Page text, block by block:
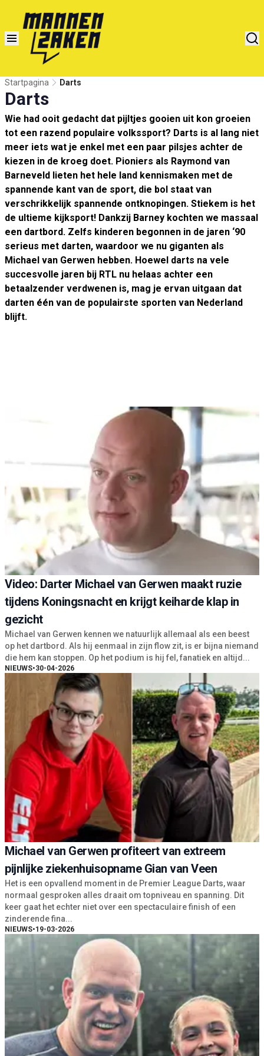
Startpagina Darts
Darts
Wie had ooit gedacht dat pijltjes gooien uit kon groeien
tot een razend populaire volkssport? Darts is al lang niet
meer iets wat je enkel met een paar pilsjes achter de
kiezen in de kroeg doet. Pioniers als Raymond van
Barneveld lieten het hele land kennismaken met de
spannende kant van de sport, die bol staat van
verschrikkelijk spannende ontknopingen. Stiekem is het
de ultieme kijksport! Dankzij Barney kochten we massaal
een dartbord. Zelfs kinderen begonnen in de jaren ‘90
serieus met darten, waardoor we nu giganten als
Michael van Gerwen hebben. Hoewel darts na vele
succesvolle jaren bij RTL nu helaas achter een
betaalzender verdwenen is, mag je ervan uitgaan dat
darten één van de populairste sporten van Nederland
blijft.
Video: Darter Michael van Gerwen maakt ruzie
tijdens Koningsnacht en krijgt keiharde klap in
gezicht
Michael van Gerwen kennen we natuurlijk allemaal als een beest
op het dartbord. Als hij eenmaal in zijn flow zit, is er bijna niemand
die hem kan stoppen. Op het podium is hij fel, fanatiek en altijd...
NIEUWS•30-04-2026
Michael van Gerwen profiteert van extreem
pijnlijke ziekenhuisopname Gian van Veen
Het is een opvallend moment in de Premier League Darts, waar
normaal gesproken alles draait om topniveau en spanning. Dit
keer gaat het echter niet over een spectaculaire finish of een
zinderende fina...
NIEUWS•19-03-2026